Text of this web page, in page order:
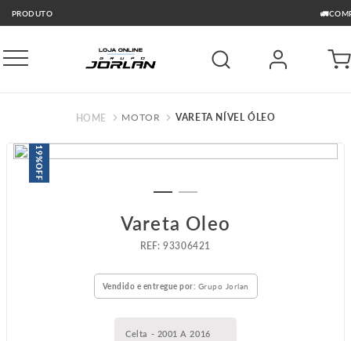
MOTOR VARETA NÍVEL ÓLEO
19%
OFF
Vareta Oleo
:93306421
Vendido e entregue por: Grupo Jorlan
Celta - 2001 A 2016